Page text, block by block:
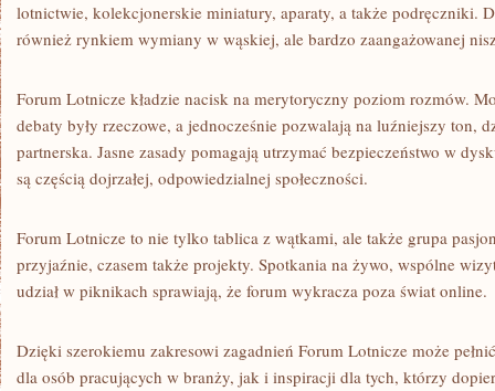
lotnictwie, kolekcjonerskie miniatury, aparaty, a także podręczniki.
również rynkiem wymiany w wąskiej, ale bardzo zaangażowanej
Forum Lotnicze kładzie nacisk na merytoryczny poziom rozmów.
debaty były rzeczowe, a jednocześnie pozwalają na luźniejszy ton,
partnerska. Jasne zasady pomagają utrzymać bezpieczeństwo w
są częścią dojrzałej, odpowiedzialnej społeczności.
Forum Lotnicze to nie tylko tablica z wątkami, ale także grupa
przyjaźnie, czasem także projekty. Spotkania na żywo, wspólne
udział w piknikach sprawiają, że forum wykracza poza świat online.
Dzięki szerokiemu zakresowi zagadnień Forum Lotnicze może
dla osób pracujących w branży, jak i inspiracji dla tych, którzy